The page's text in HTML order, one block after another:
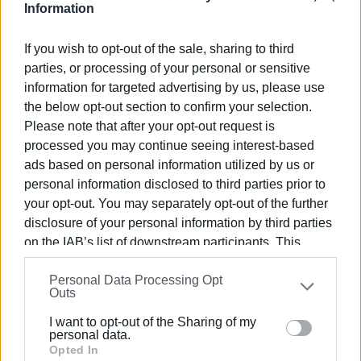
Information
If you wish to opt-out of the sale, sharing to third
parties, or processing of your personal or sensitive
information for targeted advertising by us, please use
the below opt-out section to confirm your selection.
Please note that after your opt-out request is
processed you may continue seeing interest-based
ads based on personal information utilized by us or
personal information disclosed to third parties prior to
your opt-out. You may separately opt-out of the further
disclosure of your personal information by third parties
on the IAB’s list of downstream participants. This
information may also be disclosed by us to third parties
on theIAB’s List of Downstream Participants
that may
further disclose it to other third parties.
Please note that this website/app uses one or more
Google services and may gather and store information
Personal Data Processing Opt
Outs
I want to opt-out of the Sharing of my
personal data.
Opted In
διοίκησης του νοσοκομείου ενώ στον αέρα παίζει και
Εμφανίσεις: 91
ΓΙΩΡΓΟΣ ΚΑΤΣΑΪΤΗΣ
Είναι ο εκδότης - διευθυντής της Ενημέρωσης.
ηλεκτρονικός. Δημοσιογραφεί από τις αρχές της
όλες τις αθηναϊκές εφημερίδες. Διετέλεσε
πρόεδρος του Συνδέσμου Ημερησίων